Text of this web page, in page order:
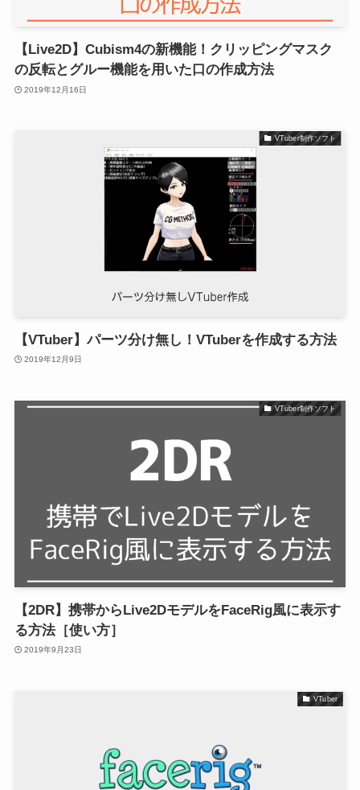
【Live2D】Cubism4の新機能！クリッピングマスク
の反転とグルー機能を用いた口の作成方法
2019年12月16日
VTuber制作ソフト
【VTuber】パーツ分け無し！VTuberを作成する方法
2019年12月9日
VTuber制作ソフト
【2DR】携帯からLive2DモデルをFaceRig風に表示す
る方法［使い方］
2019年9月23日
VTuber